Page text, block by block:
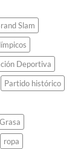
Slam
Deportiva
Partido histórico
ropa